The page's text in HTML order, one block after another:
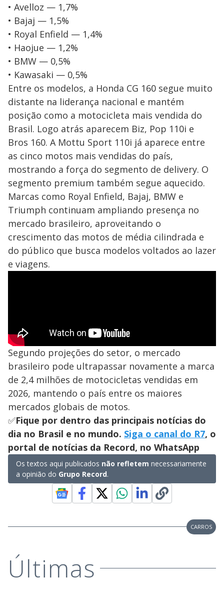
• Avelloz — 1,7%
• Bajaj — 1,5%
• Royal Enfield — 1,4%
• Haojue — 1,2%
• BMW — 0,5%
• Kawasaki — 0,5%
Entre os modelos, a Honda CG 160 segue muito
distante na liderança nacional e mantém
posição como a motocicleta mais vendida do
Brasil. Logo atrás aparecem Biz, Pop 110i e
Bros 160. A Mottu Sport 110i já aparece entre
as cinco motos mais vendidas do país,
mostrando a força do segmento de delivery. O
segmento premium também segue aquecido.
Marcas como Royal Enfield, Bajaj, BMW e
Triumph continuam ampliando presença no
mercado brasileiro, aproveitando o
crescimento das motos de média cilindrada e
do público que busca modelos voltados ao lazer
e viagens.
Segundo projeções do setor, o mercado
brasileiro pode ultrapassar novamente a marca
de 2,4 milhões de motocicletas vendidas em
2026, mantendo o país entre os maiores
mercados globais de motos.
✅Fique por dentro das principais notícias do
dia no Brasil e no mundo. Siga o canal do R7, o
portal de notícias da Record, no WhatsApp
Os textos aqui publicados não refletem necessariamente
a opinião do Grupo Record.
CARROS
Últimas